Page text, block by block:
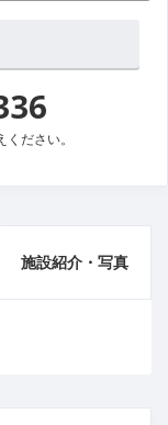
ださい。
施設紹介・写真